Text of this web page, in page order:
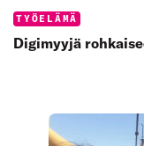
Categories:
TYÖELÄMÄ
Digimyyjä